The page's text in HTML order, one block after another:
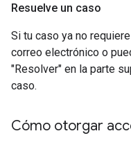
Resuelve un caso
Si tu caso ya no
correo electrónico o
"Resolver" en la parte
caso.
Cómo otorgar